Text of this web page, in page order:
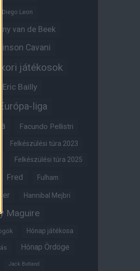
Diego Leon
van de Beek
Cavani
játékosok
Eric Bailly
Európa-liga
Facundo Pellistri
Felkészülési túra 2023
Felkészülési túra 2025
Fred Fulham
Hannibal Mejbri
Maguire
Hónap játékosa
Hónap Ördöge
Jack Butland